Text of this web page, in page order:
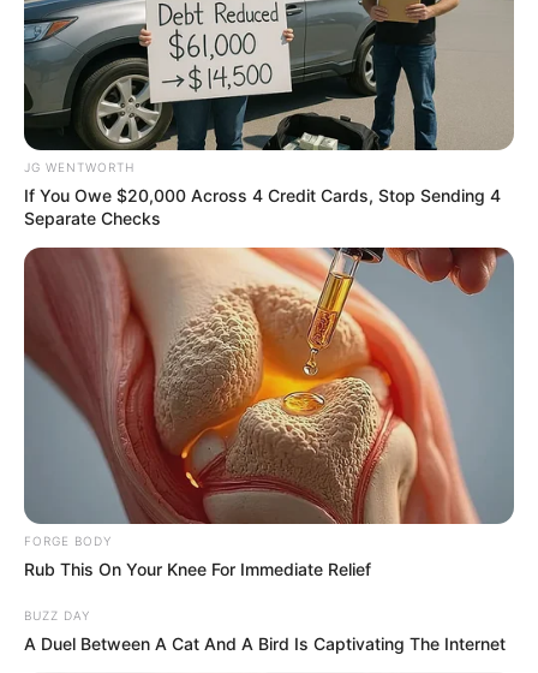
มงคลที่ควรใช้
สีขาวนวล ครีม บรอนซ์เงิน เสริมอำนาจวาสนาบารมี
สีชมพู บานเย็น ดีทางการเงินและโชคลาภ
JG WENTWORTH
If You Owe $20,000 Across 4 Credit Cards, Stop Sending 4
Separate Checks
FORGE BODY
Rub This On Your Knee For Immediate Relief
BUZZ DAY
A Duel Between A Cat And A Bird Is Captivating The Internet